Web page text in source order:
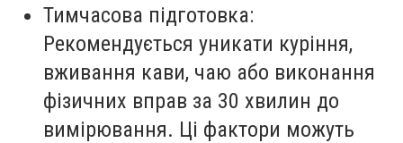
Тимчасова підготовка:
Рекомендується уникати куріння,
вживання кави, чаю або виконання
фізичних вправ за 30 хвилин до
вимірювання. Ці фактори можуть